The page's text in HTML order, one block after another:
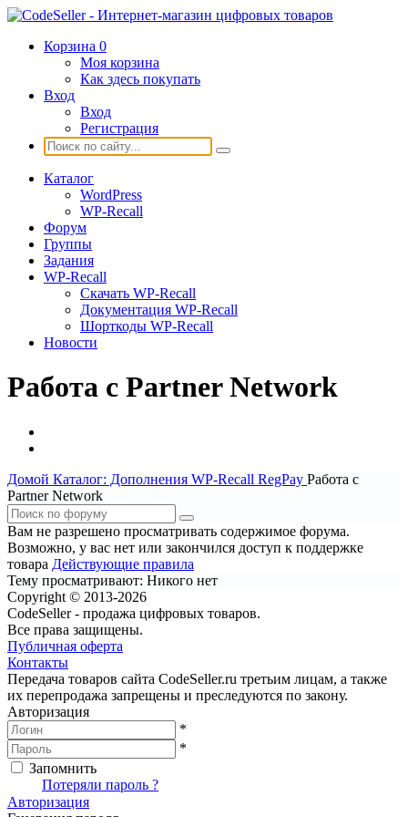
Корзина 0
Моя корзина
Как здесь покупать
Вход
Вход
Регистрация
Каталог
WordPress
WP-Recall
Форум
Группы
Задания
WP-Recall
Скачать WP-Recall
Документация WP-Recall
Шорткоды WP-Recall
Новости
Работа с Partner Network
Домой Каталог: Дополнения WP-Recall RegPay Работа с
Partner Network
Вам не разрешено просматривать содержимое форума.
Возможно, у вас нет или закончился доступ к поддержке
товара Действующие правила
Тему просматривают: Никого нет
Copyright © 2013-2026
CodeSeller - продажа цифровых товаров.
Все права защищены.
Публичная оферта
Контакты
Передача товаров сайта CodeSeller.ru третьим лицам, а также
их перепродажа запрещены и преследуются по закону.
Авторизация
*
*
Запомнить
Потеряли пароль ?
Авторизация